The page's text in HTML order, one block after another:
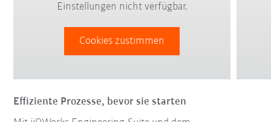
Einstellungen nicht verfügbar.
Cookies zustimmen
Effiziente Prozesse, bevor sie starten